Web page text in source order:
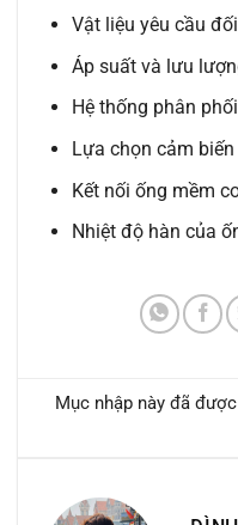
Vật liệu yêu cầu
Áp suất và lưu
Hệ thống phân
Lựa chọn cảm biến
Kết nối ống mềm
Nhiệt độ hàn của
Mục nhập này đã